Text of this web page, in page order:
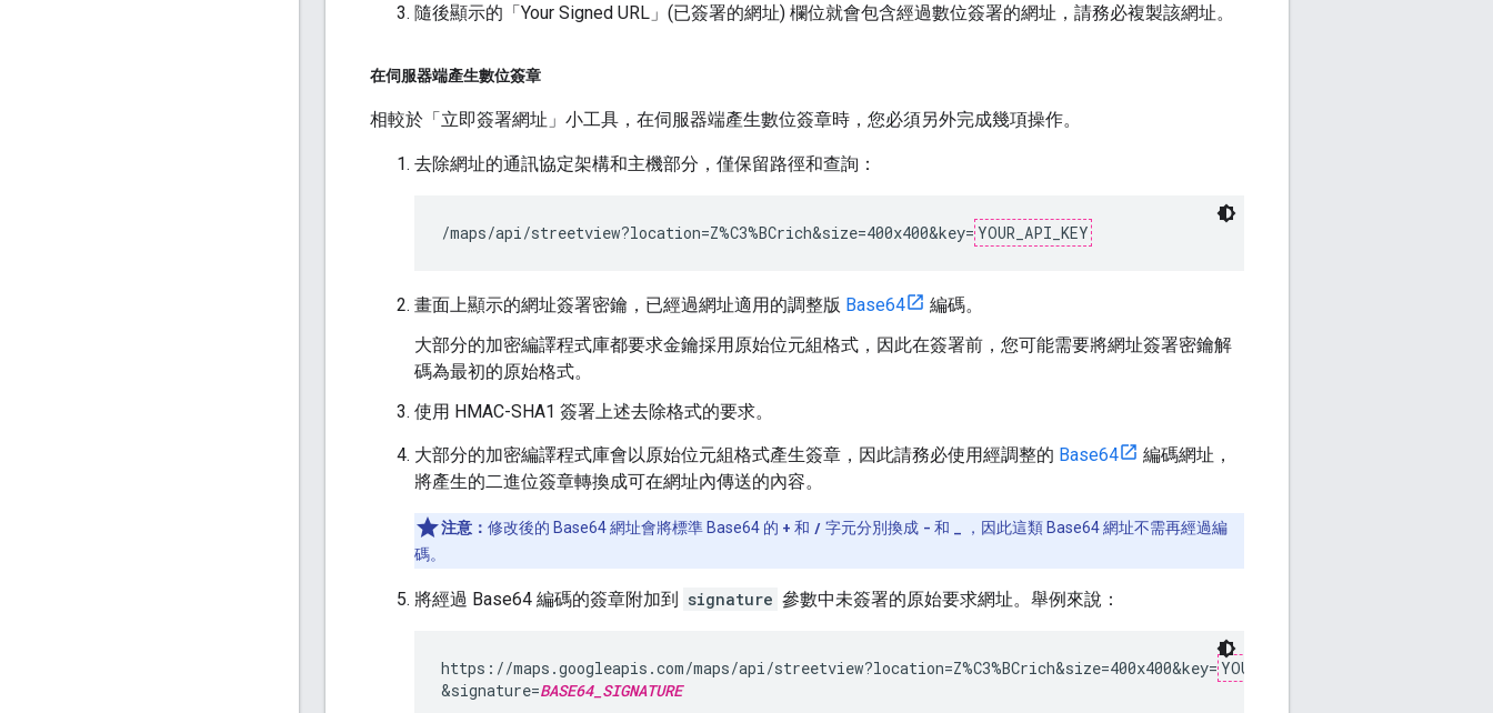
隨後顯示的「Your Signed URL」(已簽署的網址) 欄位就會包含經過數位簽署的網址，請務必複製該網址。
在伺服器端產生數位簽章
相較於「立即簽署網址」 小工具，在伺服器端產生數位簽章時，您必須另外完成幾項操作。
去除網址的通訊協定架構和主機部分，僅保留路徑和查詢：
/maps/api/streetview?location=Z%C3%BCrich&size=400x400&key= YOUR_API_KEY
畫面上顯示的網址簽署密鑰，已經過網址適用的調整版 Base64
編碼。
大部分的加密編譯程式庫都要求金鑰採用原始位元組格式，因此在簽署前，您可能需要將網址簽署密鑰解
碼為最初的原始格式。
使用 HMAC-SHA1 簽署上述去除格式的要求。
大部分的加密編譯程式庫會以原始位元組格式產生簽章，因此請務必使用經調整的 Base64
編碼網址，
將產生的二進位簽章轉換成可在網址內傳送的內容。
注意： 修改後的 Base64 網址會將標準 Base64 的 + 和 / 字元分別換成 - 和
，因此這類 Base64 網址不需再經過編
碼。
將經過 Base64 編碼的簽章附加到 signature 參數中未簽署的原始要求網址。舉例來說：
https://maps.googleapis.com/maps/api/streetview?location=Z%C3%BCrich&size=400x400&key= YOUR_API_KEY
&signature=BASE64_SIGNATURE